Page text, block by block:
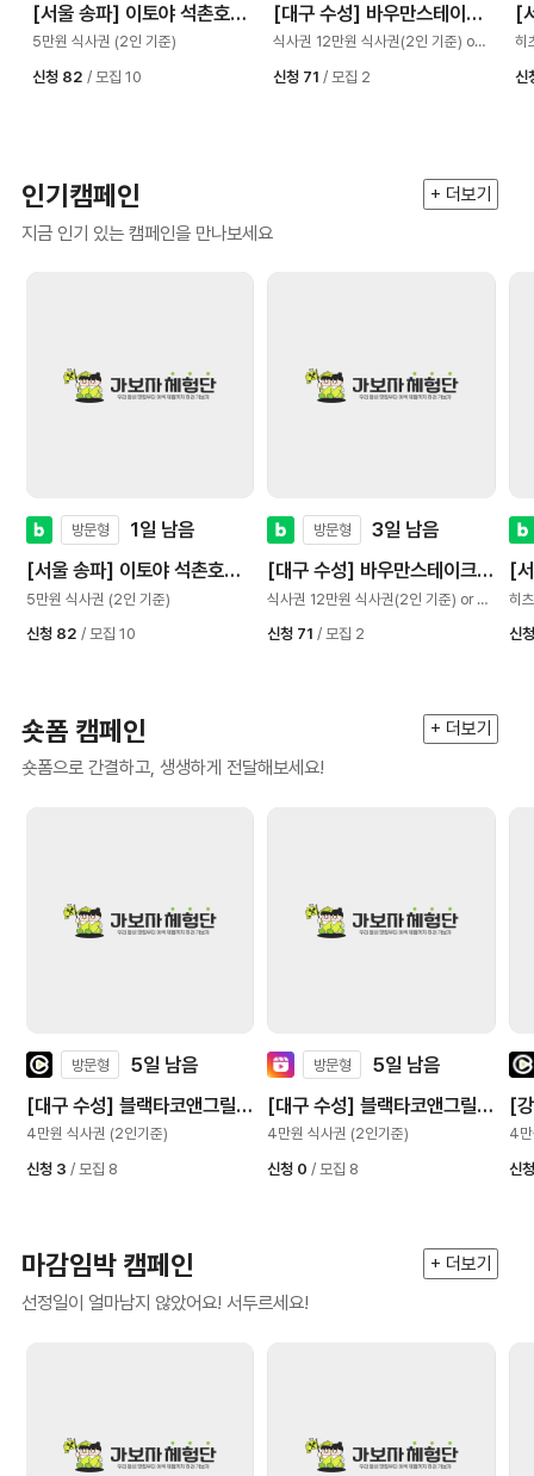
[서울 송파] 이토야 석촌호수
직영
5만원 식사권 (2인 기준)
신청 82 / 모집 10
[대구 수성] 바우만스테이크
하우스
식사권 12만원 식사권(2인 기준) or
신청 71 / 모집 2
[
히
인기캠페인
지금 인기 있는 캠페인을 만나보세요
+ 더보기
방문형
1일 남음
[서울 송파] 이토야 석촌호수
직영
5만원 식사권 (2인 기준)
신청 82 / 모집 10
방문형
3일 남음
[대구 수성] 바우만스테이크하
우스
식사권 12만원 식사권(2인 기준) or 9
신청 71/ 모집 2
[
히
신
숏폼 캠페인
숏폼으로 간결하고, 생생하게 전달해보세요!
+ 더보기
방문형
5일 남음
[대구 수성] 블랙타코앤그릴
범어점
4만원 식사권 (2인기준)
신청 3 / 모집 8
방문형
5일 남음
[대구 수성] 블랙타코앤그릴
범어점
4만원 식사권 (2인기준)
신청 0 / 모집 8
[
집]
4
신
마감임박 캠페인
선정일이 얼마남지 않았어요! 서두르세요!
+ 더보기